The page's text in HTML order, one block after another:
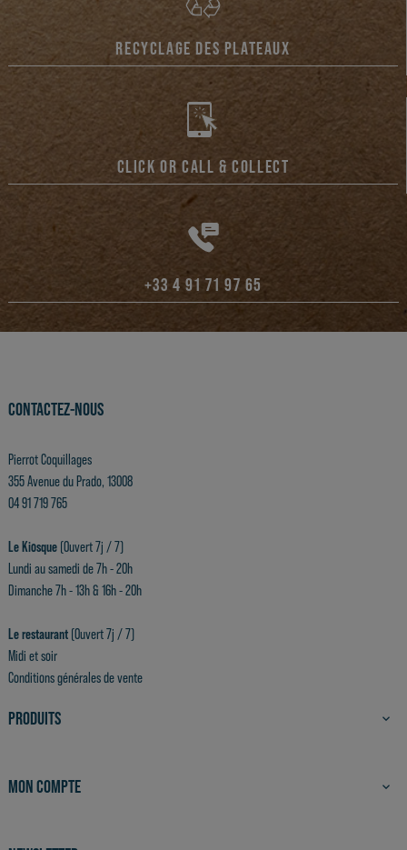
RECYCLAGE DES PLATEAUX
CLICK OR CALL & COLLECT
+33 4 91 71 97 65
CONTACTEZ-NOUS
Pierrot Coquillages
355 Avenue du Prado, 13008
04 91 719 765
Le Kiosque (Ouvert 7j / 7)
Lundi au samedi de 7h - 20h
Dimanche 7h - 13h & 16h - 20h
Le restaurant (Ouvert 7j / 7)
Midi et soir
Conditions générales de vente
PRODUITS 
MON COMPTE 